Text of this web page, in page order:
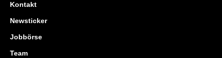
Kontakt
Newsticker
Jobbörse
Team